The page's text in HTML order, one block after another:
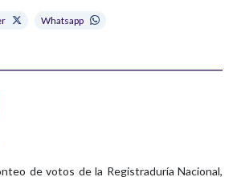
Whatsapp
de votos de la Registraduría Nacional,